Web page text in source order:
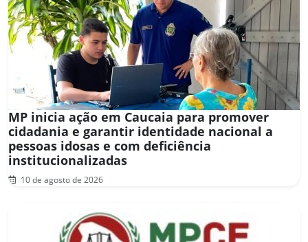
MP inicia ação em Caucaia para promover
cidadania e garantir identidade nacional a
pessoas idosas e com deficiência
institucionalizadas
10 de agosto de 2026